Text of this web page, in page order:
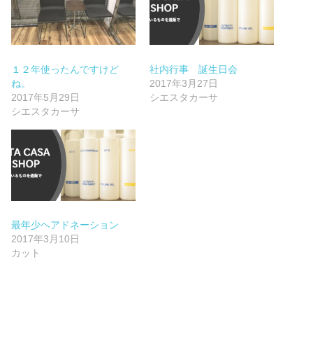
１２年使ったんですけど
ね。
2017年5月29日
シエスタカーサ
社内行事 誕生日会
2017年3月27日
シエスタカーサ
最年少ヘアドネーション
2017年3月10日
カット